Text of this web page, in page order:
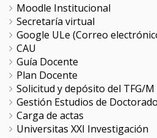
Moodle Institucional
Secretaría virtual
Google ULe (Correo
CAU
Guía Docente
Plan Docente
Solicitud y depósito del TFG/M
Gestión Estudios de Doctorado
Carga de actas
Universitas XXI Investigación